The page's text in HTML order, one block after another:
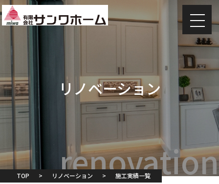
リノベーション
TOP > リノベーション > 施工実績一覧